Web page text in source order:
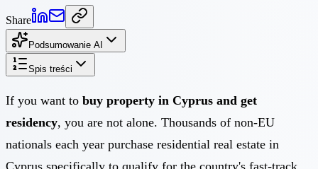
Share
Podsumowanie AI
Spis treści
If you want to buy property in Cyprus and get
residency, you are not alone. Thousands of non-EU
nationals each year purchase residential real estate in
Cyprus specifically to qualify for the country's fast-track